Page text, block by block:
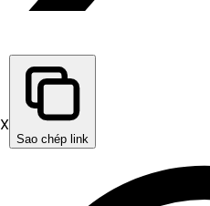
X
Sao chép link